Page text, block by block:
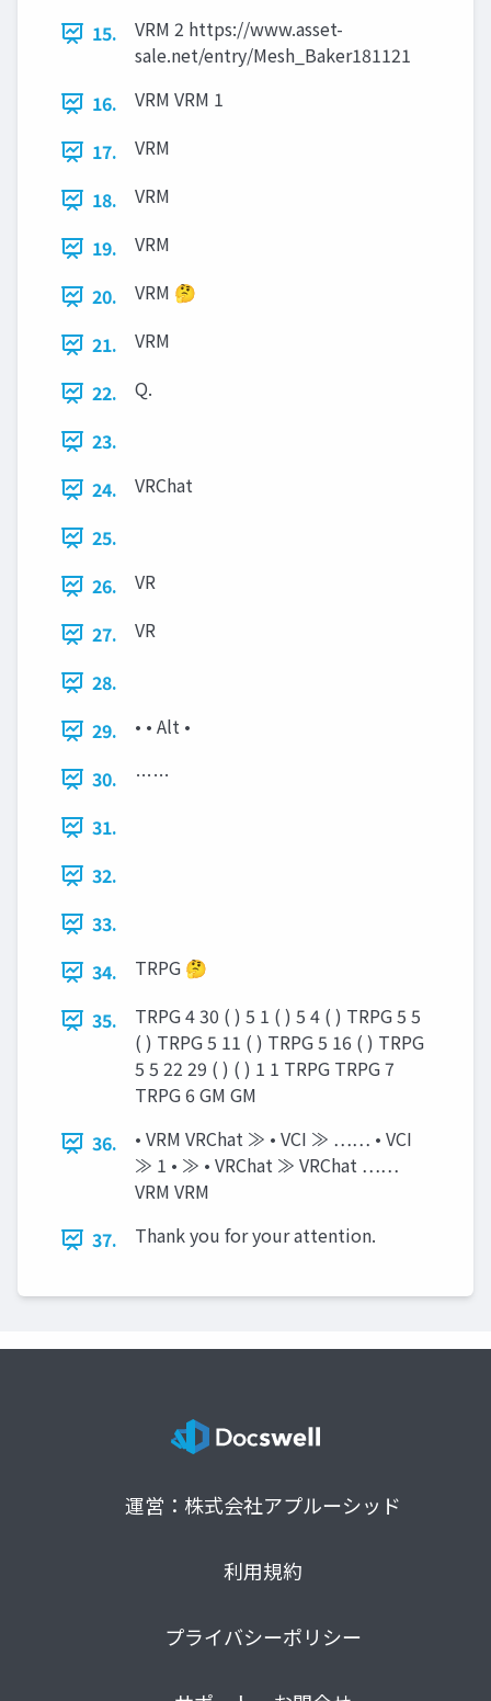
15.
VRM 2 https://www.asset-
sale.net/entry/Mesh_Baker181121
16.
VRM VRM 1
17.
VRM
18.
VRM
19.
VRM
20.
VRM 🤔
21.
VRM
22.
Q.
23.
24.
VRChat
25.
26.
VR
27.
VR
28.
29.
• • Alt •
30.
……
31.
32.
33.
34.
TRPG 🤔
35.
TRPG 4 30 ( ) 5 1 ( ) 5 4 ( ) TRPG 5 5
( ) TRPG 5 11 ( ) TRPG 5 16 ( ) TRPG
5 5 22 29 ( ) ( ) 1 1 TRPG TRPG 7
TRPG 6 GM GM
36.
• VRM VRChat ≫ • VCI ≫ …… • VCI
≫ 1 • ≫ • VRChat ≫ VRChat ……
VRM VRM
37.
Thank you for your attention.
運営：株式会社アプルーシッド
利用規約
プライバシーポリシー